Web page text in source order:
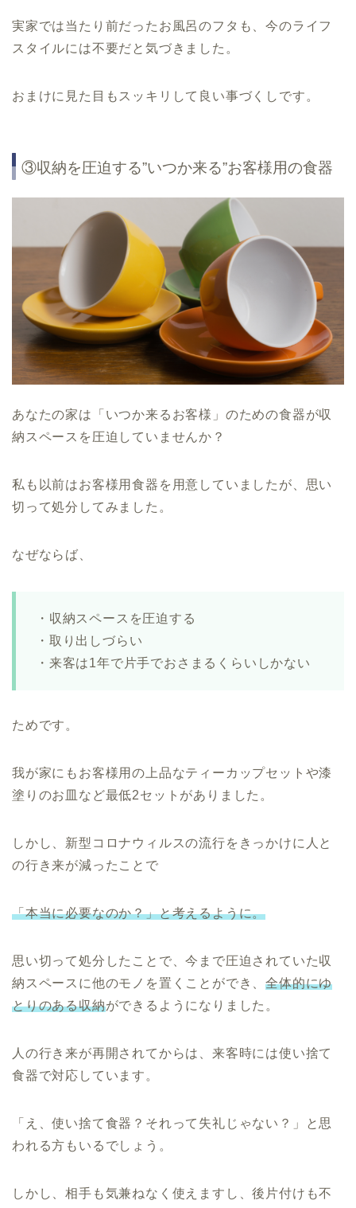
実家では当たり前だったお風呂のフタも、今のライフ
スタイルには不要だと気づきました。
おまけに見た目もスッキリして良い事づくしです。
③収納を圧迫する”いつか来る”お客様用の食器
あなたの家は「いつか来るお客様」のための食器が収
納スペースを圧迫していませんか？
私も以前はお客様用食器を用意していましたが、思い
切って処分してみました。
なぜならば、
・収納スペースを圧迫する
・取り出しづらい
・来客は1年で片手でおさまるくらいしかない
ためです。
我が家にもお客様用の上品なティーカップセットや漆
塗りのお皿など最低2セットがありました。
しかし、新型コロナウィルスの流行をきっかけに人と
の行き来が減ったことで
「本当に必要なのか？」と考えるように。
思い切って処分したことで、今まで圧迫されていた収
納スペースに他のモノを置くことができ、全体的にゆ
とりのある収納ができるようになりました。
人の行き来が再開されてからは、来客時には使い捨て
食器で対応しています。
「え、使い捨て食器？それって失礼じゃない？」と思
われる方もいるでしょう。
しかし、相手も気兼ねなく使えますし、後片付けも不